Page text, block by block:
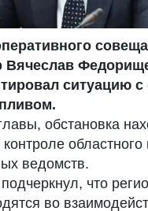
Вячеслав
ситуацию с
обстановка
областного
ведомств.
что
во